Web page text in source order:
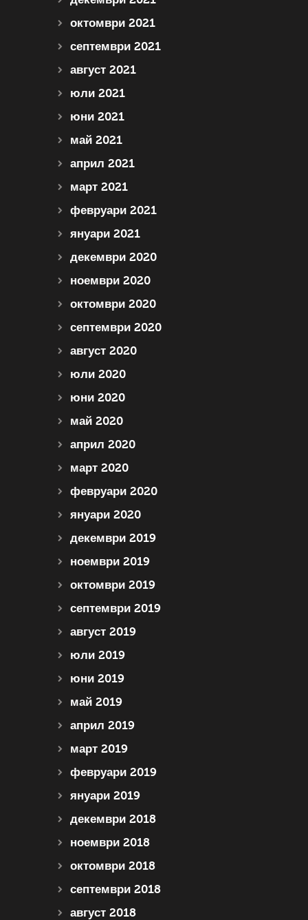
октомври 2021
септември 2021
август 2021
юли 2021
юни 2021
май 2021
април 2021
март 2021
февруари 2021
януари 2021
декември 2020
ноември 2020
октомври 2020
септември 2020
август 2020
юли 2020
юни 2020
май 2020
април 2020
март 2020
февруари 2020
януари 2020
декември 2019
ноември 2019
октомври 2019
септември 2019
август 2019
юли 2019
юни 2019
май 2019
април 2019
март 2019
февруари 2019
януари 2019
декември 2018
ноември 2018
октомври 2018
септември 2018
август 2018